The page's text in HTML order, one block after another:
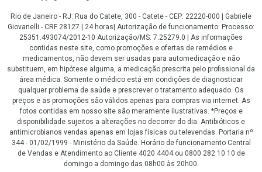
Rio de Janeiro - RJ: Rua do Catete, 300 - Catete - CEP: 22220-000 | Gabriele
Giovanelli - CRF 28127 | 24 horas| Autorização de funcionamento: Processo:
25351.493074/2012-10 Autorização/MS: 7.25279.0 | As informações
contidas neste site, como promoções e ofertas de remédios e
medicamentos, não devem ser usadas para automedicação e não
substituem, em hipótese alguma, a medicação prescrita pelo profissional da
área médica. Somente o médico está em condições de diagnosticar
qualquer problema de saúde e prescrever o tratamento adequado. Os
preços e as promoções são válidos apenas para compras via internet. As
fotos contidas em nosso site são meramente ilustrativas. *Preços e
disponibilidade sujeitos a alterações no decorrer do dia. Antibióticos e
antimicrobianos vendas apenas em lojas físicas ou televendas. Portaria nº
344 - 01/02/1999 - Ministério da Saúde. Horário de funcionamento Central
de Vendas e Atendimento ao Cliente 4020 4404 ou 0800 282 10 10 de
domingo a domingo das 08h00 às 20h00.